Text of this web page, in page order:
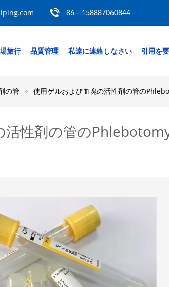
86---158887060844
旅行 品質管理 私達に連絡しなさい 引用を
の管 使用ゲルおよび血塊の活性剤の管の
性剤の管の